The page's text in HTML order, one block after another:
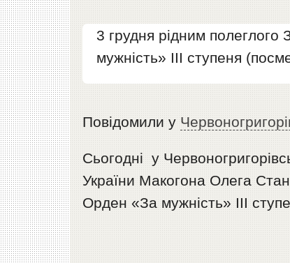
3 грудня pідним
мужність» ІІІ ступеня
Повідомили у
Сьогодні у
України Макогона Олега
Орден «За мужність» ІІІ